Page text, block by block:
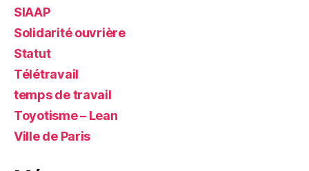
SIAAP
Solidarité ouvrière
Statut
Télétravail
temps de travail
Toyotisme – Lean
Ville de Paris